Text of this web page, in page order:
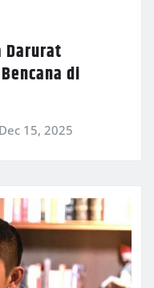
Darurat
di
Dec 15, 2025